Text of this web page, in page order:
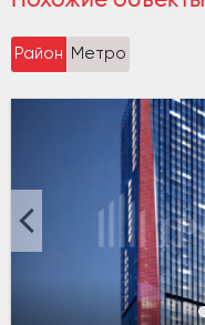
Район Метро